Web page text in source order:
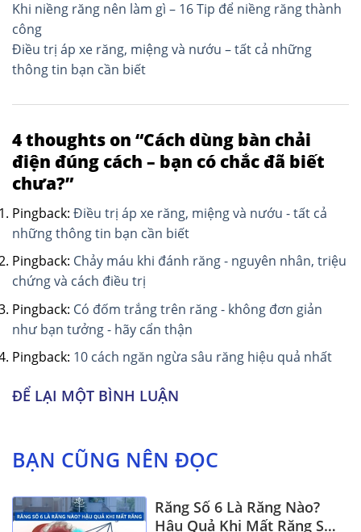
Điều
hướng
bài
viết
Khi niềng răng nên làm gì – 16 Tip để niềng răng thành
công
Điều trị áp xe răng, miệng và nướu – tất cả những
thông tin bạn cần biết
4 thoughts on “Cách dùng bàn chải
điện đúng cách – bạn có chắc đã biết
chưa?”
Pingback: Điều trị áp xe răng, miệng và nướu - tất cả
những thông tin bạn cần biết
Pingback: Chảy máu khi đánh răng - nguyên nhân, triệu
chứng và cách điều trị
Pingback: Có đốm trắng trên răng - không đơn giản
như bạn tưởng - hãy cẩn thận
Pingback: 10 cách ngăn ngừa sâu răng hiệu quả nhất
ĐỂ LẠI MỘT BÌNH LUẬN
BẠN CŨNG NÊN ĐỌC
Răng Số 6 Là Răng Nào?
Hậu Quả Khi Mất Răng Số